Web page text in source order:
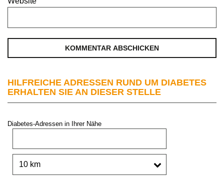
HILFREICHE ADRESSEN RUND UM DIABETES
ERHALTEN SIE AN DIESER STELLE
Diabetes-Adressen in Ihrer Nähe